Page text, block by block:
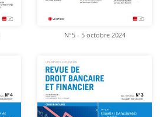
N°5 - 5 octobre 2024